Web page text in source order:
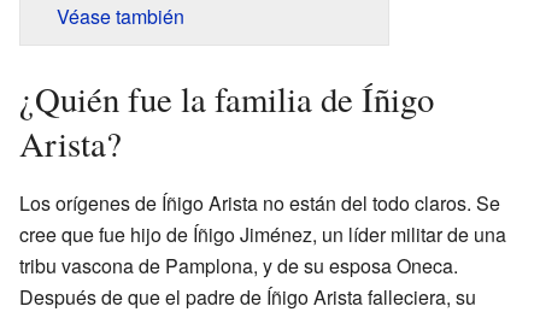
Véase también
¿Quién fue la familia de Íñigo
Arista?
Los orígenes de Íñigo Arista no están del todo claros. Se
cree que fue hijo de Íñigo Jiménez, un líder militar de una
tribu vascona de Pamplona, y de su esposa Oneca.
Después de que el padre de Íñigo Arista falleciera, su